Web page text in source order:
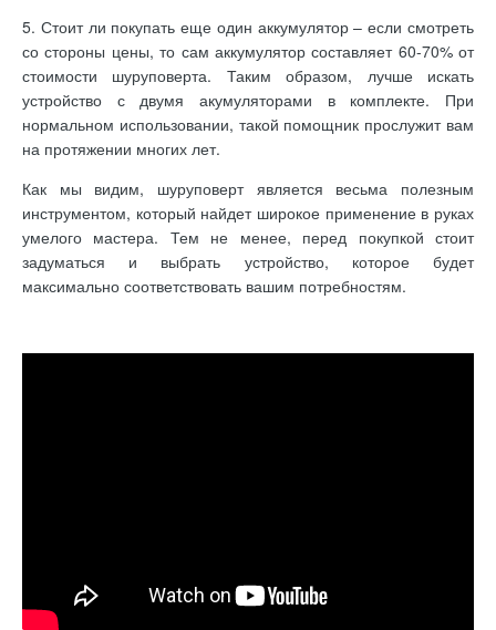
5. Стоит ли покупать еще один аккумулятор – если смотреть
со стороны цены, то сам аккумулятор составляет 60-70% от
стоимости шуруповерта. Таким образом, лучше искать
устройство с двумя акумуляторами в комплекте. При
нормальном использовании, такой помощник прослужит вам
на протяжении многих лет.
Как мы видим, шуруповерт является весьма полезным
инструментом, который найдет широкое применение в руках
умелого мастера. Тем не менее, перед покупкой стоит
задуматься и выбрать устройство, которое будет
максимально соответствовать вашим потребностям.